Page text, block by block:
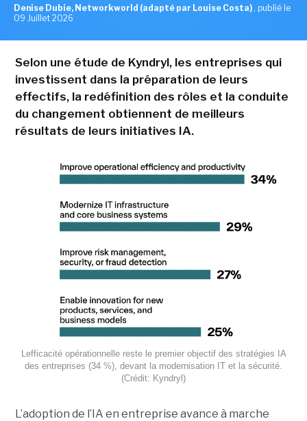
Denise Dubie, Networkworld (adapté par Louise Costa) , publié le
09 Juillet 2026
Selon une étude de Kyndryl, les entreprises qui
investissent dans la préparation de leurs
effectifs, la redéfinition des rôles et la conduite
du changement obtiennent de meilleurs
résultats de leurs initiatives IA.
Lefficacité opérationnelle reste le premier objectif des stratégies IA
des entreprises (34 %), devant la modernisation IT et la sécurité.
(Crédit: Kyndryl)
L’adoption de l’IA en entreprise avance à marche